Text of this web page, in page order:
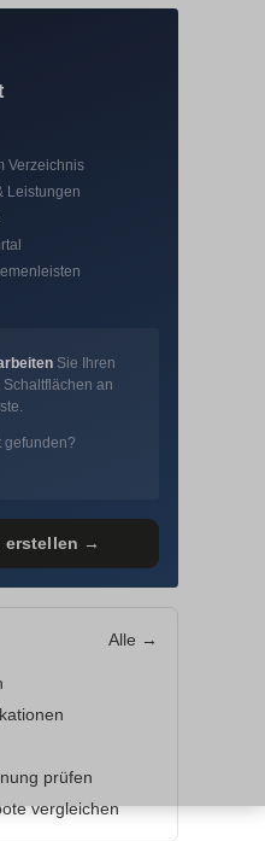
Verzeichnis
Leistungen
Sie Ihren
an
gefunden?
erstellen →
Alle →
prüfen
vergleichen